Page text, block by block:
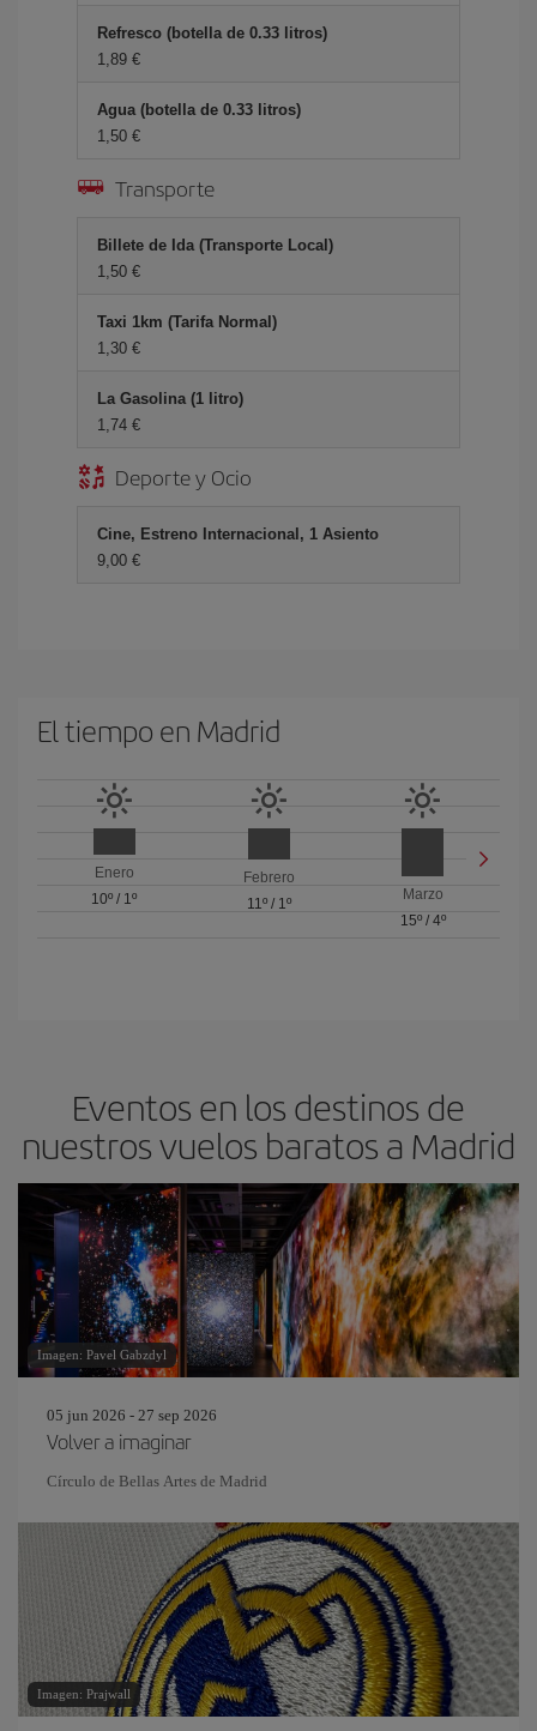
Refresco (botella de 0.33 litros)
1,89 €
Agua (botella de 0.33 litros)
1,50 €
Transporte
Billete de Ida (Transporte Local)
1,50 €
Taxi 1km (Tarifa Normal)
1,30 €
La Gasolina (1 litro)
1,74 €
Deporte y Ocio
Cine, Estreno Internacional, 1 Asiento
9,00 €
El tiempo en Madrid
Enero
10º / 1º
Febrero
11º/ 1º
Marzo
15º/ 4º
Eventos en los destinos de
nuestros vuelos baratos a Madrid
Imagen: Pavel Gabzdyl
05 jun 2026 - 27 sep 2026
Volver a imaginar
Círculo de Bellas Artes de Madrid
Imagen: Prajwall